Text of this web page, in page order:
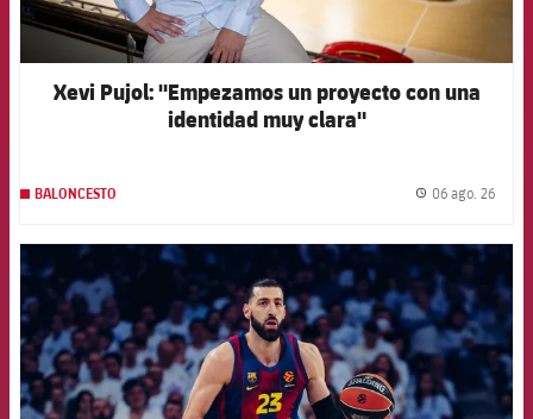
Xevi Pujol: "Empezamos un proyecto con una
identidad muy clara"
BALONCESTO 06 ago. 26
FCB Barcelona badge